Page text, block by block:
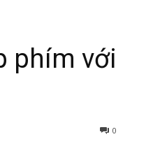
phím với
0